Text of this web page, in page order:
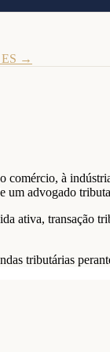
ES →
à
um advogado
ativa, transação
tributárias